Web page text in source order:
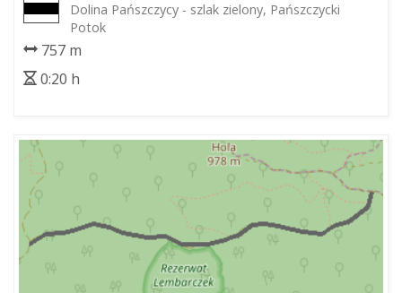
Dolina Pańszczycy - szlak zielony, Pańszczycki
Potok
757 m
0:20 h